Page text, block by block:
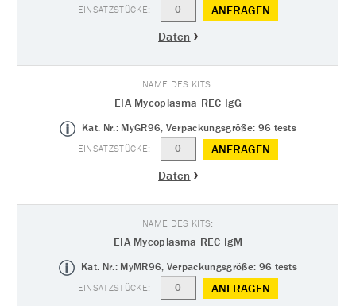
ANFRAGEN
Daten
EIA Mycoplasma REC IgG
Kat. Nr.: MyGR96, Verpackungsgröße: 96 tests
ANFRAGEN
Daten
EIA Mycoplasma REC IgM
Kat. Nr.: MyMR96, Verpackungsgröße: 96 tests
ANFRAGEN